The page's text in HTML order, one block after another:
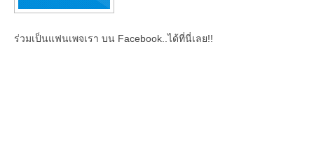
ร่วมเป็นแฟนเพจเรา บน Facebook..ได้ที่นี่เลย!!